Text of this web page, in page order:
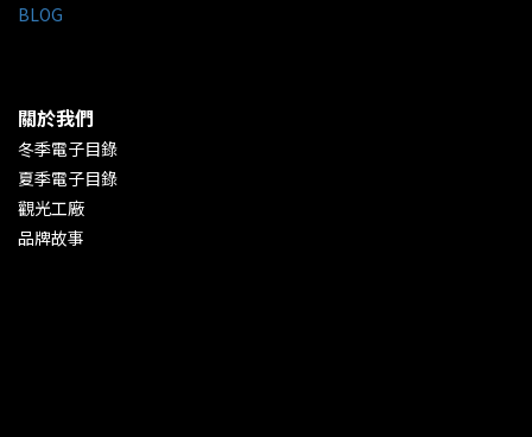
BLOG
關於我們
冬季電子目錄
夏季電子目錄
觀光工廠
品牌故事